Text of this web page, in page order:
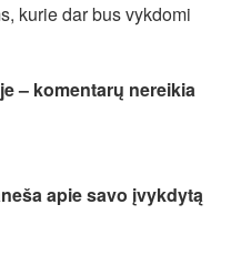
kurie dar bus vykdomi
– komentarų nereikia
apie savo įvykdytą